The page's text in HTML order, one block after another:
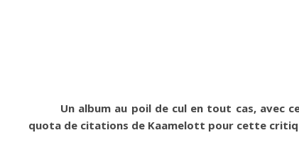
Un album au poil de cul en tout cas, avec
quota de citations de Kaamelott pour cette